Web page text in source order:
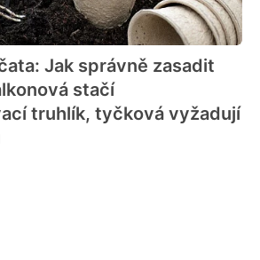
Jak správně zasadit
stačí
truhlík, tyčková vyžadují